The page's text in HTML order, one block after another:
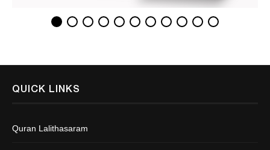
QUICK LINKS
Quran Lalithasaram